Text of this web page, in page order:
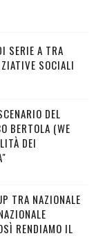
SERIE A TRA
SOCIALI
DEL
BERTOLA (WE
DEI
TRA NAZIONALE
RENDIAMO IL